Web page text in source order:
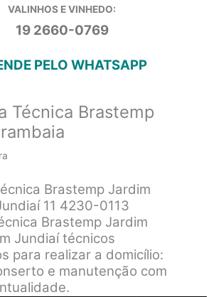
VALINHOS E VINHEDO:
19 2660-0769
PELO WHATSAPP
Técnica Brastemp
Brastemp Jardim
11 4230-0113
Brastemp Jardim
Jundiaí técnicos
para realizar a domicílio:
e manutenção com